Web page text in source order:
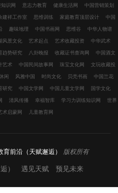
识网 意志力教育 健康生活网 中国营销策划
建祥工作室 思维训练 家庭教育顶层设计 中国
趣味地理 中国书画网 思维谷 中华人物谱
风景文化 艺术起点 艺术收藏投资 中华武术
趋势研究 八卦晚报 收藏证书查询网 中国酒文
艺术 中国民间故事网 珠宝文化网 文玩收藏投
闲 风雅中国 时尚文化 贝壳书画 中国兰花
研究 中国文学网 中国儿童文学网 国学文化
清风传播 幸福智库 学习力训练知识网 世界
术启蒙网 儿童教育网
育前沿（天赋邂逅） 版权所有
逅） 遇见天赋 预见未来